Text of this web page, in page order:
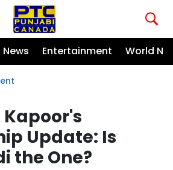
Entertainment World
Update: Is
the One?